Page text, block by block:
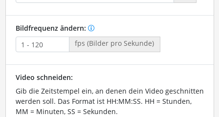
Bildfrequenz ändern:
fps (Bilder pro Sekunde)
Video schneiden:
Gib die Zeitstempel ein, an denen dein Video geschnitten
werden soll. Das Format ist HH:MM:SS. HH = Stunden,
MM = Minuten, SS = Sekunden.